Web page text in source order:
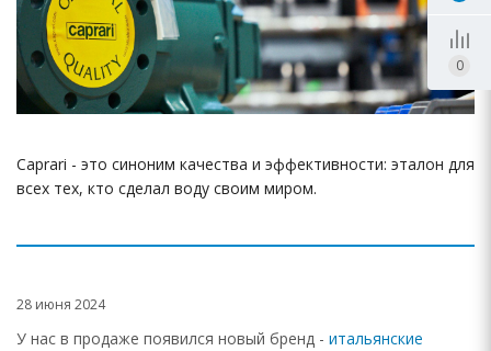
Caprari - это синоним качества и эффективности: эталон для
всех тех, кто сделал воду своим миром.
28 июня 2024
У нас в продаже появился новый бренд - итальянские
0